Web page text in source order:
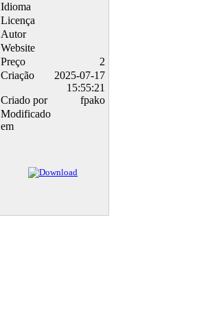
Idioma
Licença
Autor
Website
Preço
2
Criação
2025-07-17
15:55:21
Criado por
fpako
Modificado
em